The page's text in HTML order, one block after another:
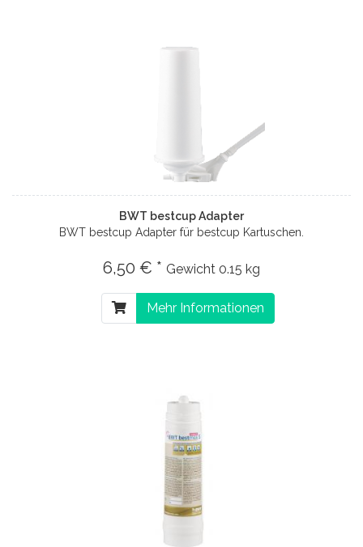
BWT bestcup Adapter
BWT bestcup Adapter für bestcup Kartuschen.
6,50 € * Gewicht 0.15 kg
Mehr Informationen